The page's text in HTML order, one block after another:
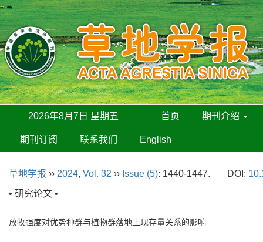
2026年8月7日 星期五 首页 期刊介绍
期刊订阅 联系我们 English
草地学报 ›› 2024, Vol. 32 ›› Issue (5): 1440-1447. DOI:
• 研究论文 •
放牧强度对优势种群与植物群落地上现存量关系的影响